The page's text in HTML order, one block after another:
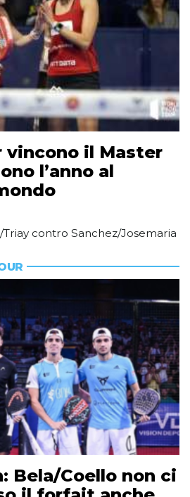
vincono il Master
l’anno al
contro Sanchez/Josemaria
Bela/Coello non ci